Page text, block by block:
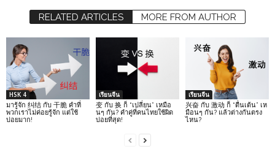
RELATED ARTICLES MORE FROM AUTHOR
HSK 4
มารู้จัก 纠结 กับ 干脆 คำที่
พวกเราไม่ค่อยรู้จัก แต่ใช้
บ่อยมาก!
เรียนจีน
变 กับ 换 ก็ “เปลี่ยน” เหมือ
นๆ กัน? คำคู่ที่คนไทยใช้ผิด
บ่อยที่สุด!
เรียนจีน
兴奋 กับ 激动 ก็ “ตื่นเต้น” เห
มือนๆ กัน? แล้วต่างกันตรง
ไหน?